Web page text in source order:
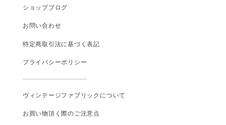
ショップブログ
お問い合わせ
特定商取引法に基づく表記
プライバシーポリシー
ヴィンテージファブリックについて
お買い物頂く際のご注意点